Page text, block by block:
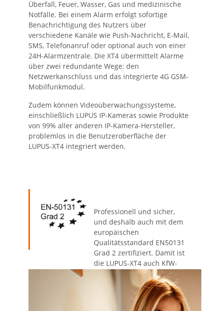
Überfall, Feuer, Wasser, Gas und medizinische
Notfälle. Bei einem Alarm erfolgt sofortige
Benachrichtigung des Nutzers über
verschiedene Kanäle wie Push-Nachricht, E-Mail,
SMS, Telefonanruf oder optional auch von einer
24H-Alarmzentrale. Die XT4 übermittelt Alarme
über zwei redundante Wege: den
Netzwerkanschluss und das integrierte 4G GSM-
Mobilfunkmodul.
Zudem können Videoüberwachungssysteme,
einschließlich LUPUS IP-Kameras sowie Produkte
von 99% aller anderen IP-Kamera-Hersteller,
problemlos in die Benutzeroberfläche der
LUPUS-XT4 integriert werden.
Professionell und sicher,
und deshalb auch mit dem
europäischen
Qualitätsstandard EN50131
Grad 2 zertifiziert. Damit ist
die LUPUS-XT4 auch KfW-
förderfähig.